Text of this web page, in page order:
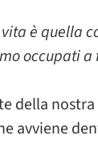
è quella
occupati
della
avviene